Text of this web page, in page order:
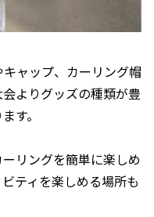
ャップ、カーリング帽
よりグッズの種類が豊
す。
リングを簡単に楽しめ
ティを楽しめる場所も